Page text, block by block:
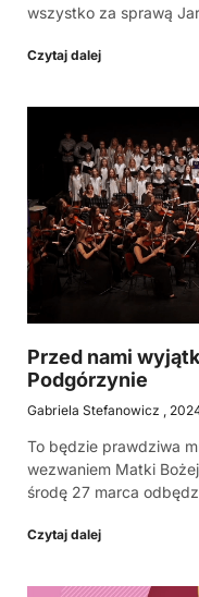
wszystko za sprawą
Czytaj dalej
Przed nami
Podgórzynie
Gabriela Stefanowicz
To będzie prawdziwa
wezwaniem Matki
środę 27 marca
Czytaj dalej